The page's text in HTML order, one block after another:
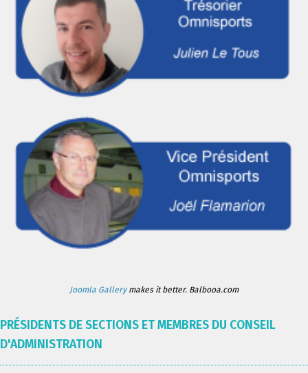
Joomla Gallerymakes it better. Balbooa.com
PRÉSIDENTS DE SECTIONS ET MEMBRES DU CONSEIL
D'ADMINISTRATION